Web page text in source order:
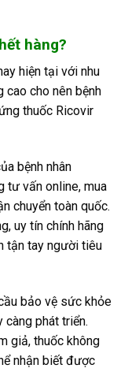
hàng?
hiện tại với nhu
cho nên bệnh
thuốc Ricovir
bệnh nhân
tư vấn online, mua
chuyển toàn quốc.
uy tín chính hãng
tận tay người tiêu
bảo vệ sức khỏe
càng phát triển.
giả, thuốc không
nhận biết được